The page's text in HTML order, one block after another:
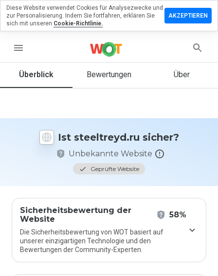
menu
Überblick Bewertungen Über
Ist steeltreyd.ru sicher?
Unbekannte Website
Geprüfte Website
Sicherheitsbewertung der
Website
58%
Die Sicherheitsbewertung von WOT basiert auf
unserer einzigartigen Technologie und den
Bewertungen der Community-Experten.
eine
würden
auf einer
Diese Website verwendet Cookies für Analysezwecke und
zur Personalisierung. Indem Sie fortfahren, erklären Sie
sich mit unseren Cookie-Richtlinie.
AKZEPTIEREN